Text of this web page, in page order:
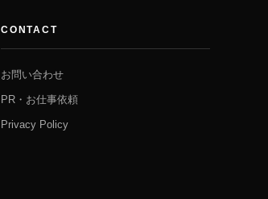
CONTACT
お問い合わせ
PR・お仕事依頼
Privacy Policy